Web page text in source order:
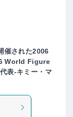
催された2006
World Figure
表-キミー・マ